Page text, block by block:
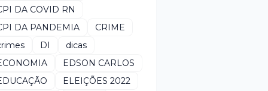
DA COVID RN
DA PANDEMIA
CRIME
DI
dicas
EDSON CARLOS
ELEIÇÕES 2022